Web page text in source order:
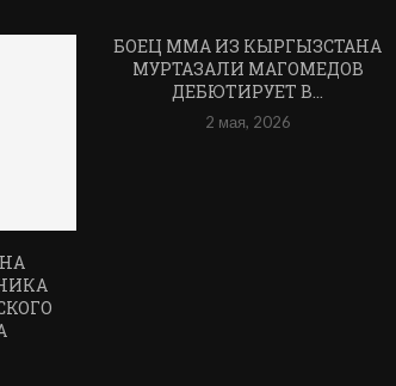
БОЕЦ ММА ИЗ КЫРГЫЗСТАНА
МУРТАЗАЛИ МАГОМЕДОВ
ДЕБЮТИРУЕТ В...
2 мая, 2026